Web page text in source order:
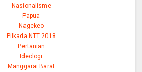
Nasionalisme
Papua
Nagekeo
Pilkada NTT 2018
Pertanian
Ideologi
Manggarai Barat